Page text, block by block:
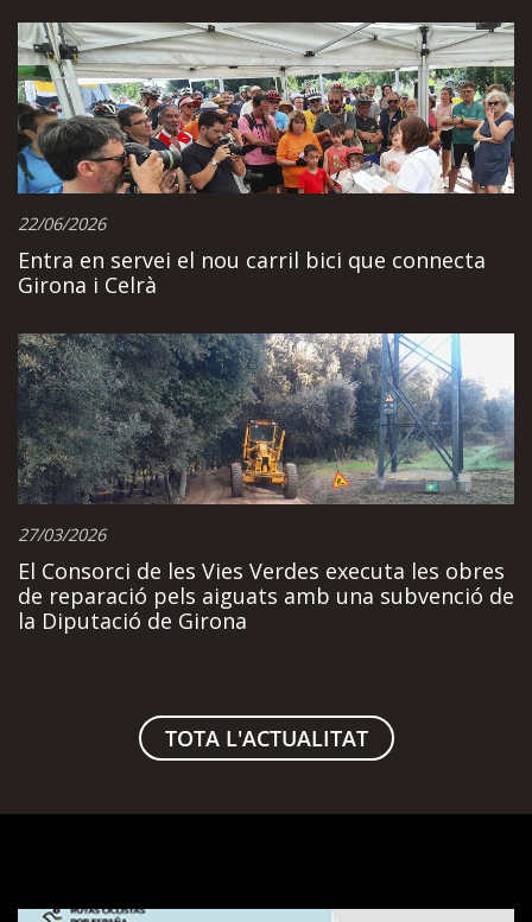
22/06/2026
Entra en servei el nou carril bici que connecta
Girona i Celrà
27/03/2026
El Consorci de les Vies Verdes executa les obres
de reparació pels aiguats amb una subvenció de
la Diputació de Girona
TOTA L'ACTUALITAT